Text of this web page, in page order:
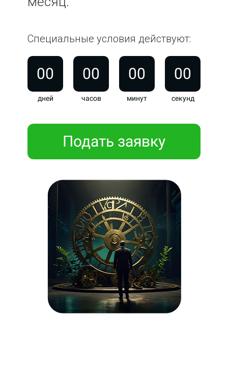
Специальные условия действуют:
00
дней
00
часов
00
минут
00
секунд
Подать заявку